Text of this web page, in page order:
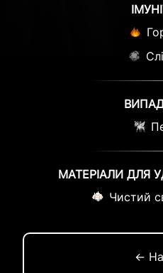
МАТЕРІАЛИ ДЛЯ
Чистий
←